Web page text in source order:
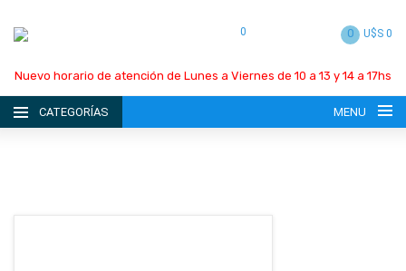
0 0 U$S 0
Nuevo horario de atención de Lunes a Viernes de 10 a 13 y 14 a 17hs
CATEGORÍAS MENU